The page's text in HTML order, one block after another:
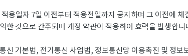
용일자 7일 이전부터 적용전일까지 공지하며 그 이전에
한 것으로 간주되며 개정 약관이 적용하여 효력을 발생합니
기본법, 전기통신 사업법, 정보통신망 이용촉진 및 정